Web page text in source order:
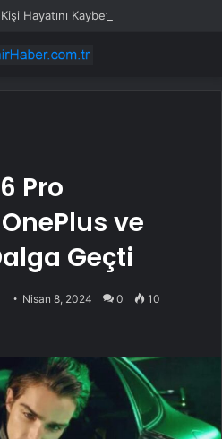
Hayatını Kaybetti
Pro
ve
Geçti
Nisan 8, 2024 0 10